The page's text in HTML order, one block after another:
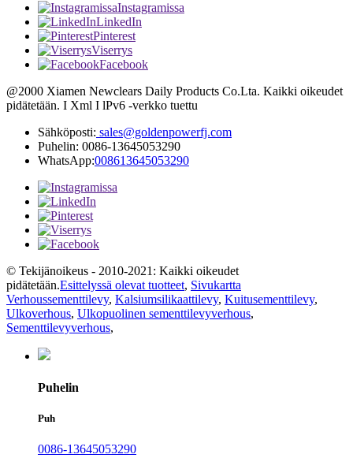
Instagramissa
LinkedIn
Pinterest
Viserrys
Facebook
@2000 Xiamen Newclears Daily Products Co.Lta. Kaikki oikeudet
pidätetään. I Xml I lPv6 -verkko tuettu
Sähköposti: sales@goldenpowerfj.com
Puhelin: 0086-13645053290
WhatsApp:008613645053290
© Tekijänoikeus - 2010-2021: Kaikki oikeudet
pidätetään.Esittelyssä olevat tuotteet, Sivukartta
Verhoussementtilevy, Kalsiumsilikaattilevy, Kuitusementtilevy,
Ulkoverhous, Ulkopuolinen sementtilevyverhous,
Sementtilevyverhous,
Puhelin
Puh
0086-13645053290